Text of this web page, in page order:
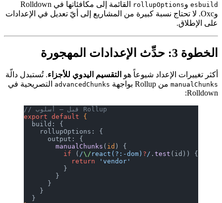
esbuildو rollupOptions
القائمة إلى مكافئاتها في Rolldown
وOxc. لا تحتاج نسبة كبيرة من المشاريع إلى أيّ تعديل في الإعدادات
على الإطلاق.
الخطوة 3: حدِّث الإعدادات المهجورة
أكثر تغييرات الإعداد شيوعاً هوالتقسيم اليدوي للأجزاء . تُستبدل دالّة
manualChunksمن Rollup بواجهة advancedChunksالتصريحية في
Rolldown:
// قبل — أسلوب Rollup
export default {
  build: {
    rollupOptions: {
      output: {
        manualChunks
(id
) {
          if
(/ \/react(?:-dom)? / .test (id)) {
            return
'vendor'
          }
        }
      }
    }
  }